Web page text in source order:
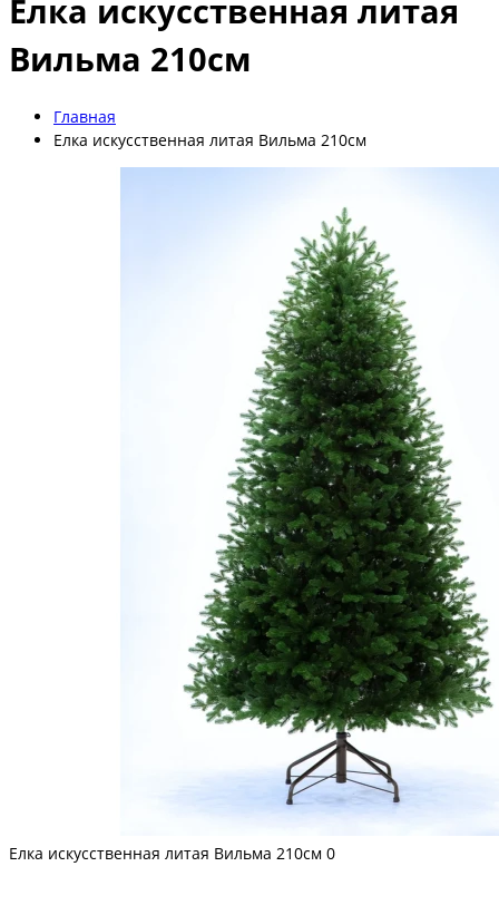
Елка искусственная литая
Вильма 210см
Главная
Елка искусственная литая Вильма 210см
Елка искусственная литая Вильма 210см 0